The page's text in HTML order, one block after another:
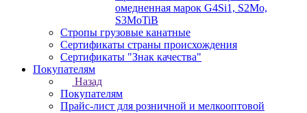
омедненная марок G4Si1, S2Mo,
S3MoTiB
Стропы грузовые канатные
Сертификаты страны происхождения
Сертификаты "Знак качества"
Покупателям
Назад
Покупателям
Прайс-лист для розничной и мелкооптовой